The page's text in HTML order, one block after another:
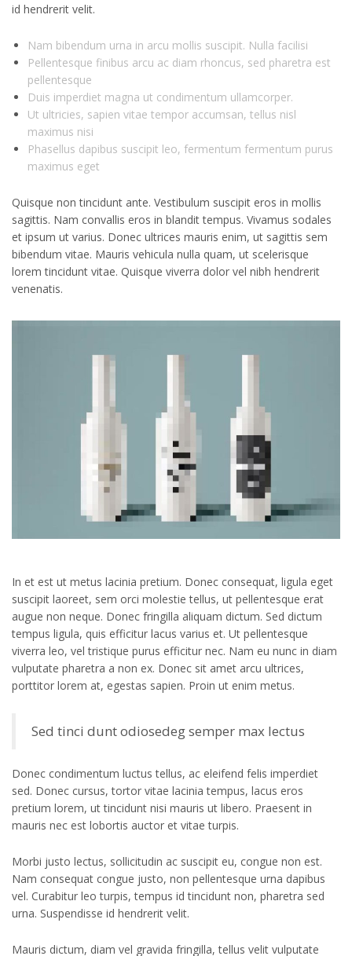
id hendrerit velit.
Nam bibendum urna in arcu mollis suscipit. Nulla facilisi
Pellentesque finibus arcu ac diam rhoncus, sed pharetra est
pellentesque
Duis imperdiet magna ut condimentum ullamcorper.
Ut ultricies, sapien vitae tempor accumsan, tellus nisl
maximus nisi
Phasellus dapibus suscipit leo, fermentum fermentum purus
maximus eget
Quisque non tincidunt ante. Vestibulum suscipit eros in mollis
sagittis. Nam convallis eros in blandit tempus. Vivamus sodales
et ipsum ut varius. Donec ultrices mauris enim, ut sagittis sem
bibendum vitae. Mauris vehicula nulla quam, ut scelerisque
lorem tincidunt vitae. Quisque viverra dolor vel nibh hendrerit
venenatis.
In et est ut metus lacinia pretium. Donec consequat, ligula eget
suscipit laoreet, sem orci molestie tellus, ut pellentesque erat
augue non neque. Donec fringilla aliquam dictum. Sed dictum
tempus ligula, quis efficitur lacus varius et. Ut pellentesque
viverra leo, vel tristique purus efficitur nec. Nam eu nunc in diam
vulputate pharetra a non ex. Donec sit amet arcu ultrices,
porttitor lorem at, egestas sapien. Proin ut enim metus.
Sed tinci dunt odiosedeg semper max lectus
Donec condimentum luctus tellus, ac eleifend felis imperdiet
sed. Donec cursus, tortor vitae lacinia tempus, lacus eros
pretium lorem, ut tincidunt nisi mauris ut libero. Praesent in
mauris nec est lobortis auctor et vitae turpis.
Morbi justo lectus, sollicitudin ac suscipit eu, congue non est.
Nam consequat congue justo, non pellentesque urna dapibus
vel. Curabitur leo turpis, tempus id tincidunt non, pharetra sed
urna. Suspendisse id hendrerit velit.
Mauris dictum, diam vel gravida fringilla, tellus velit vulputate